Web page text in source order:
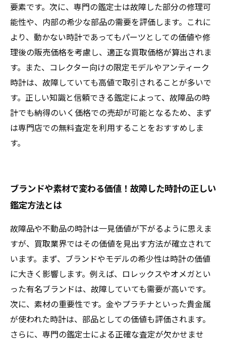
要素です。次に、専門の鑑定士は故障した部分の修理可
能性や、内部の希少な部品の需要を評価します。これに
より、動かない時計であってもパーツとしての価値や修
理後の販売価格を考慮し、適正な買取価格が算出されま
す。また、コレクター向けの限定モデルやアンティーク
時計は、故障していても高値で取引されることが多いで
す。正しい知識と信頼できる鑑定によって、故障品の時
計でも納得のいく価格での売却が可能となるため、まず
は専門店での無料査定を利用することをおすすめしま
す。
ブランドや素材で変わる価値！故障した時計の正しい
鑑定方法とは
故障品や不動品の時計は一見価値が下がるように思えま
すが、買取業界ではその価値を見出す方法が確立されて
います。まず、ブランドやモデルの希少性は時計の価値
に大きく影響します。例えば、ロレックスやオメガとい
った有名ブランドは、故障していても需要が高いです。
次に、素材の重要性です。金やプラチナといった貴金属
が使われた時計は、部品としての価値も評価されます。
さらに、専門の鑑定士による正確な査定が欠かせませ